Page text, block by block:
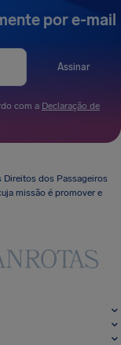
por e-mail
Assinar
com a Declaração de
Direitos dos Passageiros
missão é promover e